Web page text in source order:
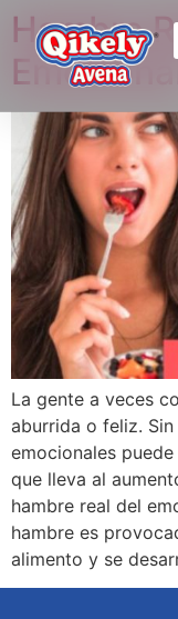
Hambre
La gente a veces
aburrida o feliz.
emocionales
que lleva al
hambre real del
hambre es
alimento y se